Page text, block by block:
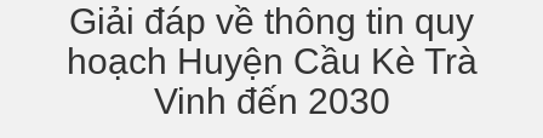
Giải đáp về thông tin quy
hoạch Huyện Cầu Kè Trà
Vinh đến 2030